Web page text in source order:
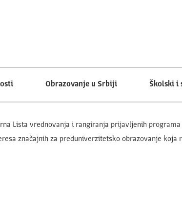
Obrazovanje u Srbiji Školski i
Lista vrednovanja i rangiranja prijavljenih
značajnih za preduniverzitetsko obrazovanje koja